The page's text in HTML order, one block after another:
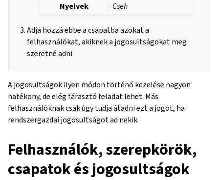
Nyelvek
Cseh
Adja hozzá ebbe a csapatba azokat a
felhasználókat, akiknek a jogosultságokat meg
szeretné adni.
A jogosultságok ilyen módon történő kezelése nagyon
hatékony, de elég fárasztó feladat lehet. Más
felhasználóknak csak úgy tudja átadni ezt a jogot, ha
rendszergazdai jogosultságot ad nekik.
Felhasználók, szerepkörök,
csapatok és jogosultságok